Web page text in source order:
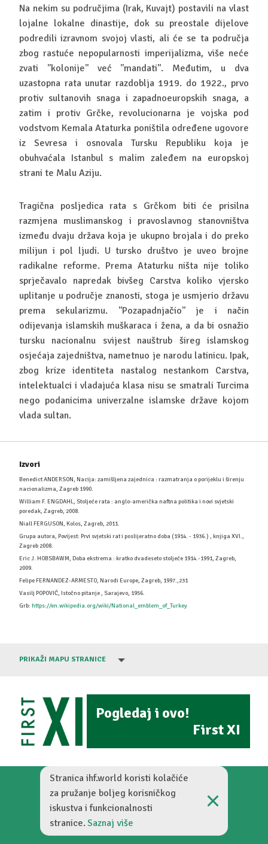
Na nekim su područjima (Irak, Kuvajt) postavili na vlast
lojalne lokalne dinastije, dok su preostale dijelove
podredili izravnom svojoj vlasti, ali će se ta područja
zbog rastuće nepopularnosti imperijalizma, više neće
zvati ''kolonije'' već ''mandati''. Međutim, u dva
uzastopna rata unutar razdoblja 1919. do 1922., prvo
protiv sultanovih snaga i zapadnoeuropskih snaga, a
zatim i protiv Grčke, revolucionarna je vojska pod
vodstvom Kemala Ataturka poništila određene ugovore
iz Sevresa i osnovala Tursku Republiku koja je
obuhvaćala Istanbul s malim zaleđem na europskoj
strani te Malu Aziju.
Tragična posljedica rata s Grčkom biti će prisilna
razmjena muslimanskog i pravoslavnog stanovništva
između dvaju država koja je ukupno brojala i do preko
milijun i pol ljudi. U tursko društvo je uveo brojne
radikalne reforme. Prema Ataturku ništa nije toliko
sprječavalo napredak bivšeg Carstva koliko vjersko
uplitanje u područje znanosti, stoga je usmjerio državu
prema sekularizmu. ''Pozapadnjačio'' je i način
odijevanja islamskih muškaraca i žena, a da bi osnažio
tursku nacionalnu svijest nauštrub šireg islamskog
osjećaja zajedništva, nametnuo je narodu latinicu. Ipak,
zbog krize identiteta nastalog nestankom Carstva,
intelektualci i vladajuća klasa nisu se smatrali Turcima
nego podanicima univerzalne islamske države kojom
vlada sultan.
Izvori
Benedict ANDERSON, Nacija: zamišljena zajednica : razmatranja o porijeklu i širenju
nacionalizma, Zagreb 1990.
William F. ENGDAHL, Stoljeće rata : anglo-američka naftna politika i novi svjetski
poredak, Zagreb, 2008.
Niall FERGUSON, Kolos, Zagreb, 2011.
Grupa autora, Povijest: Prvi svjetski rat i poslijeratno doba (1914. - 1936.) , knjiga XVI.,
Zagreb 2008.
Eric J. HOBSBAWM, Doba ekstrema : kratko dvadeseto stoljeće 1914.-1991, Zagreb,
2009.
Felipe FERNANDEZ-ARMESTO, Narodi Europe, Zagreb, 1997.,231
Vasilj POPOVIĆ, Istočno pitanje , Sarajevo, 1956.
Grb: https://en.wikipedia.org/wiki/National_emblem_of_Turkey
PRIKAŽI MAPU STRANICE
Pogledaj i ovo!
First XI
Zamišljena nogometna povijest © 2026
Digitalized by
Stranica ihf.world koristi kolačiće
za pružanje boljeg korisničkog
iskustva i funkcionalnosti
stranice. Saznaj više